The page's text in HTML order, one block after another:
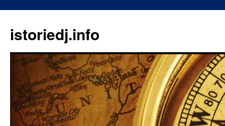
istoriedj.info